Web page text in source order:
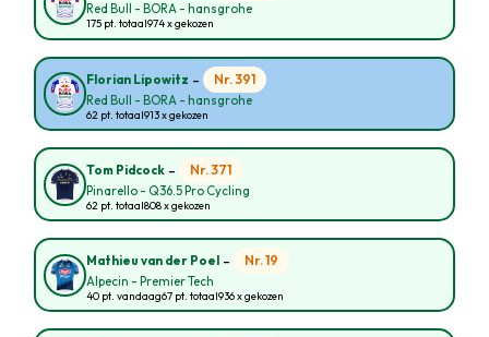
Red Bull - BORA - hansgrohe
175 pt. totaal974 x gekozen
Florian Lipowitz - Nr. 391
Red Bull - BORA - hansgrohe
62 pt. totaal913 x gekozen
Tom Pidcock - Nr. 371
Pinarello - Q36.5 Pro Cycling
62 pt. totaal808 x gekozen
Mathieu van der Poel - Nr. 19
Alpecin - Premier Tech
40 pt. vandaag67 pt. totaal936 x gekozen